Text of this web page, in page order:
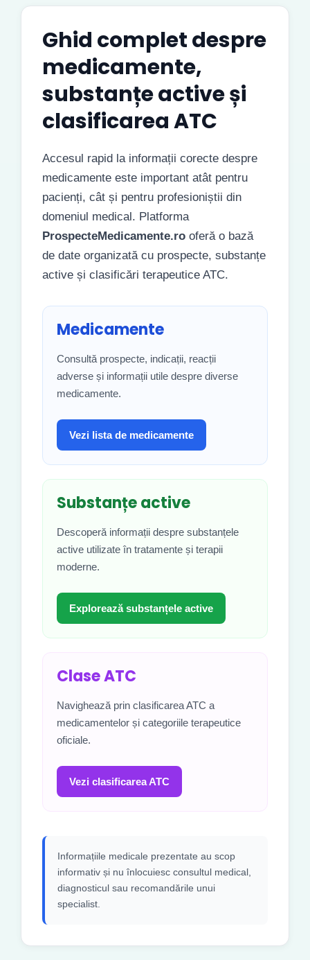
Ghid complet despre
medicamente,
substanțe active și
clasificarea ATC
Accesul rapid la informații corecte despre
medicamente este important atât pentru
pacienți, cât și pentru profesioniștii din
domeniul medical. Platforma
ProspecteMedicamente.ro oferă o bază
de date organizată cu prospecte, substanțe
active și clasificări terapeutice ATC.
Medicamente
Consultă prospecte, indicații, reacții
adverse și informații utile despre diverse
medicamente.
Vezi lista de medicamente
Substanțe active
Descoperă informații despre substanțele
active utilizate în tratamente și terapii
moderne.
Explorează substanțele active
Clase ATC
Navighează prin clasificarea ATC a
medicamentelor și categoriile terapeutice
oficiale.
Vezi clasificarea ATC
Informațiile medicale prezentate au scop
informativ și nu înlocuiesc consultul medical,
diagnosticul sau recomandările unui
specialist.